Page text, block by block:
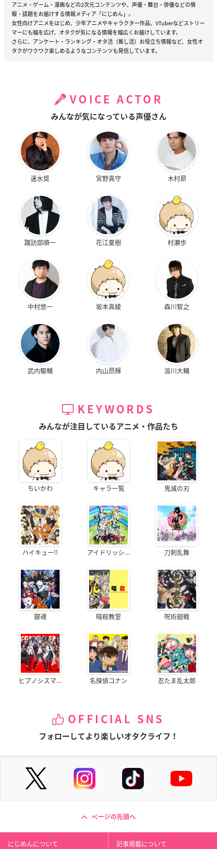
アニメ・ゲーム・漫画などの2次元コンテンツや、声優・舞台・俳優などの情
報・話題をお届けする情報メディア「にじめん」。
女性向けアニメをはじめ、少年アニメやキャラクター作品、VTuberなどストリー
マーにも幅を広げ、オタクが気になる情報を幅広くお届けしています。
さらに、アンケート・ランキング・オタ活（推し活）お役立ち情報など、女性オ
タクがワクワク楽しめるようなコンテンツも発信しています。
VOICE ACTOR
みんなが気になっている声優さん
速水奨 宮野真守 木村昴
諏訪部順一 花江夏樹 村瀬歩
中村悠一 坂本真綾 森川智之
武内駿輔 内山昂輝 浪川大輔
KEYWORDS
みんなが注目しているアニメ・作品たち
ちいかわ キャラ一覧 鬼滅の刃
ハイキュー!! アイドリッシ... 刀剣乱舞
銀魂 暗殺教室 呪術廻戦
ヒプノシスマ... 名探偵コナン 忍たま乱太郎
OFFICIAL SNS
フォローしてより楽しいオタクライフ！
ページの先頭へ
にじめんについて 記事掲載について